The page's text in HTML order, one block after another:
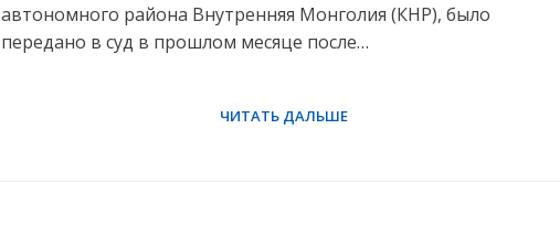
автономного района Внутренняя Монголия (КНР), было
передано в суд в прошлом месяце после…